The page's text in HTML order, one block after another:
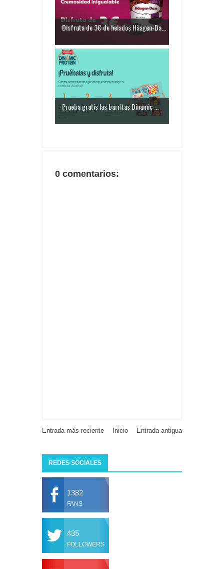
Disfruta de 3€ de helados Häagen-Da...
Prueba gratis las barritas Dinamic ...
0 comentarios:
Entrada más reciente Entrada antigua
Inicio
REDES SOCIALES
1382
FANS
435
FOLLOWERS